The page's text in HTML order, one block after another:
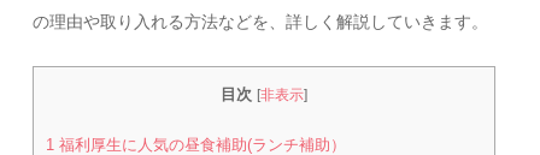
の理由や取り入れる方法などを、詳しく解説していきます。
目次 [非表示]
1 福利厚生に人気の昼食補助(ランチ補助）